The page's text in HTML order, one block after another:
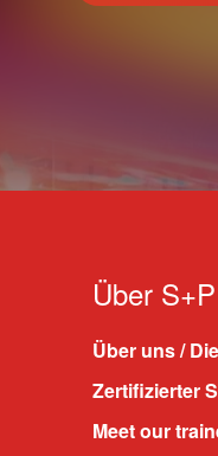
Über S+P
Über uns /
Zertifizierter
Meet our